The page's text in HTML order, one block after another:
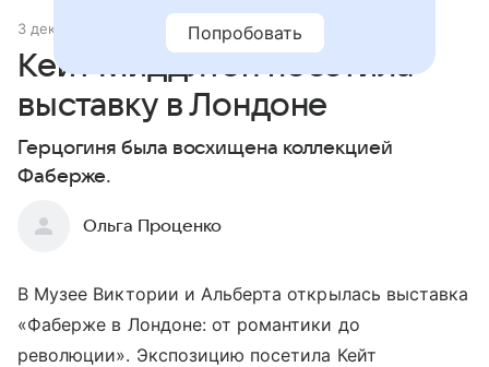
3 декабря 2021 Светская жизнь
Кейт Миддлтон посетила
выставку в Лондоне
Герцогиня была восхищена коллекцией
Фаберже.
Ольга Проценко
В Музее Виктории и Альберта открылась выставка
«Фаберже в Лондоне: от романтики до
революции». Экспозицию посетила Кейт
Попробовать